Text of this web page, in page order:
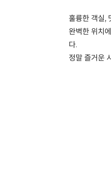
훌륭한 객실,
완벽한 위치
다.
정말 즐거운